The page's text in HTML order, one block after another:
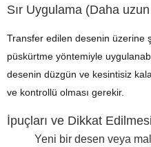
Sır Uygulama (Daha
Transfer edilen desenin üzerine
püskürtme yöntemiyle
desenin düzgün ve kesintisiz
ve kontrollü olması gerekir.
İpuçları ve Dikkat
Yeni bir desen veya